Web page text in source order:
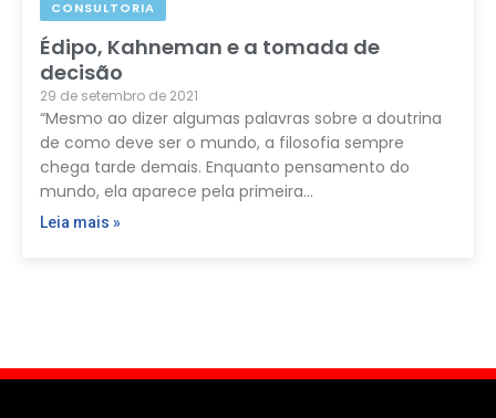
CONSULTORIA
Édipo, Kahneman e a tomada de
decisão
29 de setembro de 2021
“Mesmo ao dizer algumas palavras sobre a doutrina
de como deve ser o mundo, a filosofia sempre
chega tarde demais. Enquanto pensamento do
mundo, ela aparece pela primeira…
Leia mais »